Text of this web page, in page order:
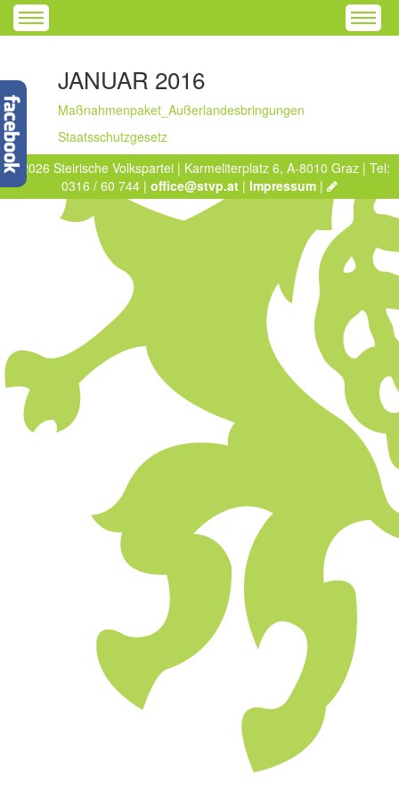
JANUAR 2016
Maßnahmenpaket_Außerlandesbringungen
Staatsschutzgesetz
© 2026 Steirische Volkspartei | Karmeliterplatz 6, A-8010 Graz | Tel:
0316 / 60 744 | office@stvp.at | Impressum |